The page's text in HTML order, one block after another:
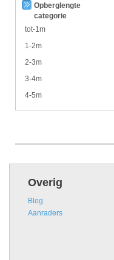
Opberglengte
categorie
tot-1m
1-2m
2-3m
3-4m
4-5m
Overig
Blog
Aanraders